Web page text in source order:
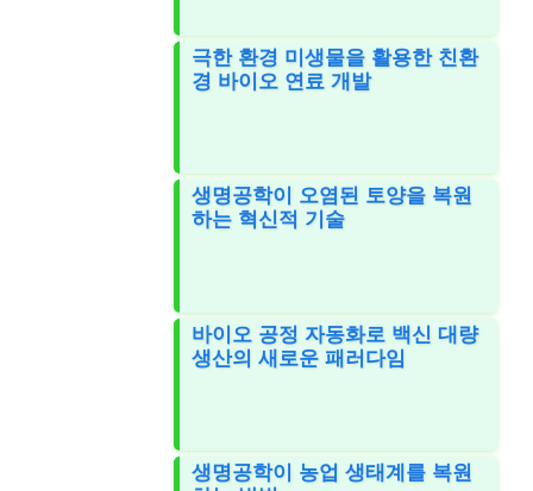
극한 환경 미생물을 활용한 친환
경 바이오 연료 개발
생명공학이 오염된 토양을 복원
하는 혁신적 기술
바이오 공정 자동화로 백신 대량
생산의 새로운 패러다임
생명공학이 농업 생태계를 복원